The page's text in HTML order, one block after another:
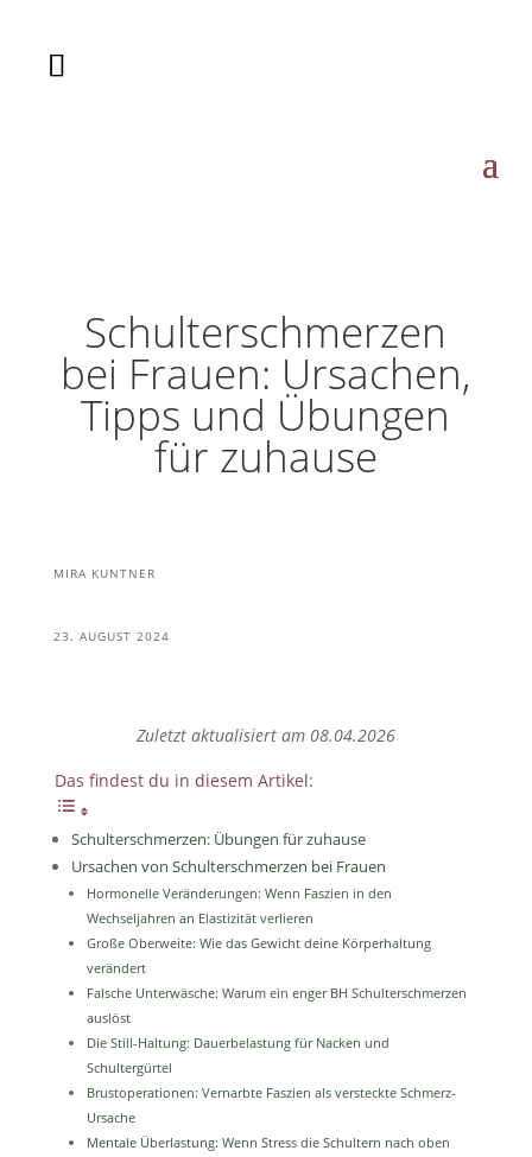
Schulterschmerzen
bei Frauen: Ursachen,
Tipps und Übungen
für zuhause
MIRA KUNTNER
23. AUGUST 2024
Zuletzt aktualisiert am 08.04.2026
Das findest du in diesem Artikel:
Schulterschmerzen: Übungen für zuhause
Ursachen von Schulterschmerzen bei Frauen
Hormonelle Veränderungen: Wenn Faszien in den
Wechseljahren an Elastizität verlieren
Große Oberweite: Wie das Gewicht deine Körperhaltung
verändert
Falsche Unterwäsche: Warum ein enger BH Schulterschmerzen
auslöst
Die Still-Haltung: Dauerbelastung für Nacken und
Schultergürtel
Brustoperationen: Vernarbte Faszien als versteckte Schmerz-
Ursache
Mentale Überlastung: Wenn Stress die Schultern nach oben